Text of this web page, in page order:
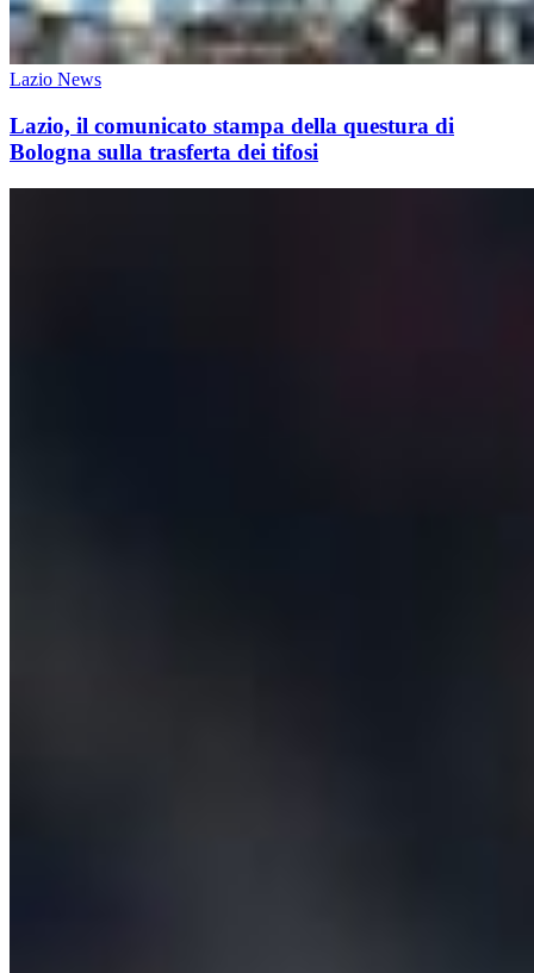
Lazio News
Lazio, il comunicato stampa della questura di
Bologna sulla trasferta dei tifosi